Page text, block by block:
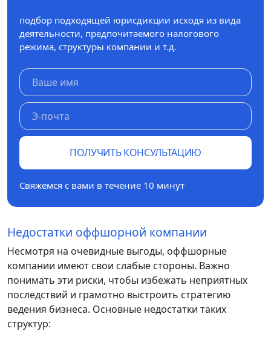
подбор подходящей юрисдикции исходя из вида
деятельности, предпочитаемого налогового
режима, структуры компании и т.д.
ПОЛУЧИТЬ КОНСУЛЬТАЦИЮ
Свяжемся с вами в течение 10 минут
Недостатки оффшорной компании
Несмотря на очевидные выгоды, оффшорные
компании имеют свои слабые стороны. Важно
понимать эти риски, чтобы избежать неприятных
последствий и грамотно выстроить стратегию
ведения бизнеса. Основные недостатки таких
структур: